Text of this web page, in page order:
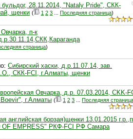
бульдог, 28.11.2014, "Nataly Pride", СКК-
щенки ( 1 2 3 Последняя страница)
Овчарка, п-к
страница)
Сибирский хаски, д.р.11.07.14, зав.
СКК-FCI, г.Алматы, щенки
Овчарка, д.р. 07.03.2014, CKK-
г.Алматы ( 1 2 3
Последняя страница
английская борзая)щенки 13.01.2015
OF EMPRESS" РКФ-FCI РФ Самара